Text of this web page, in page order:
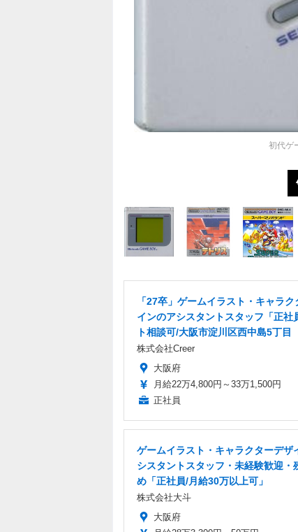
初代ゲ
「27卒」ゲームイラスト・キャラ
インのアシスタントスタッフ「正社
ト相談可/大阪市淀川区西中島5丁目
株式会社Creer
大阪府
月給22万4,800円～33万1,500円
正社員
ゲームイラスト・キャラクターデザ
シスタントスタッフ・未経験歓迎・
め「正社員/月給30万以上可」
株式会社大斗
大阪府